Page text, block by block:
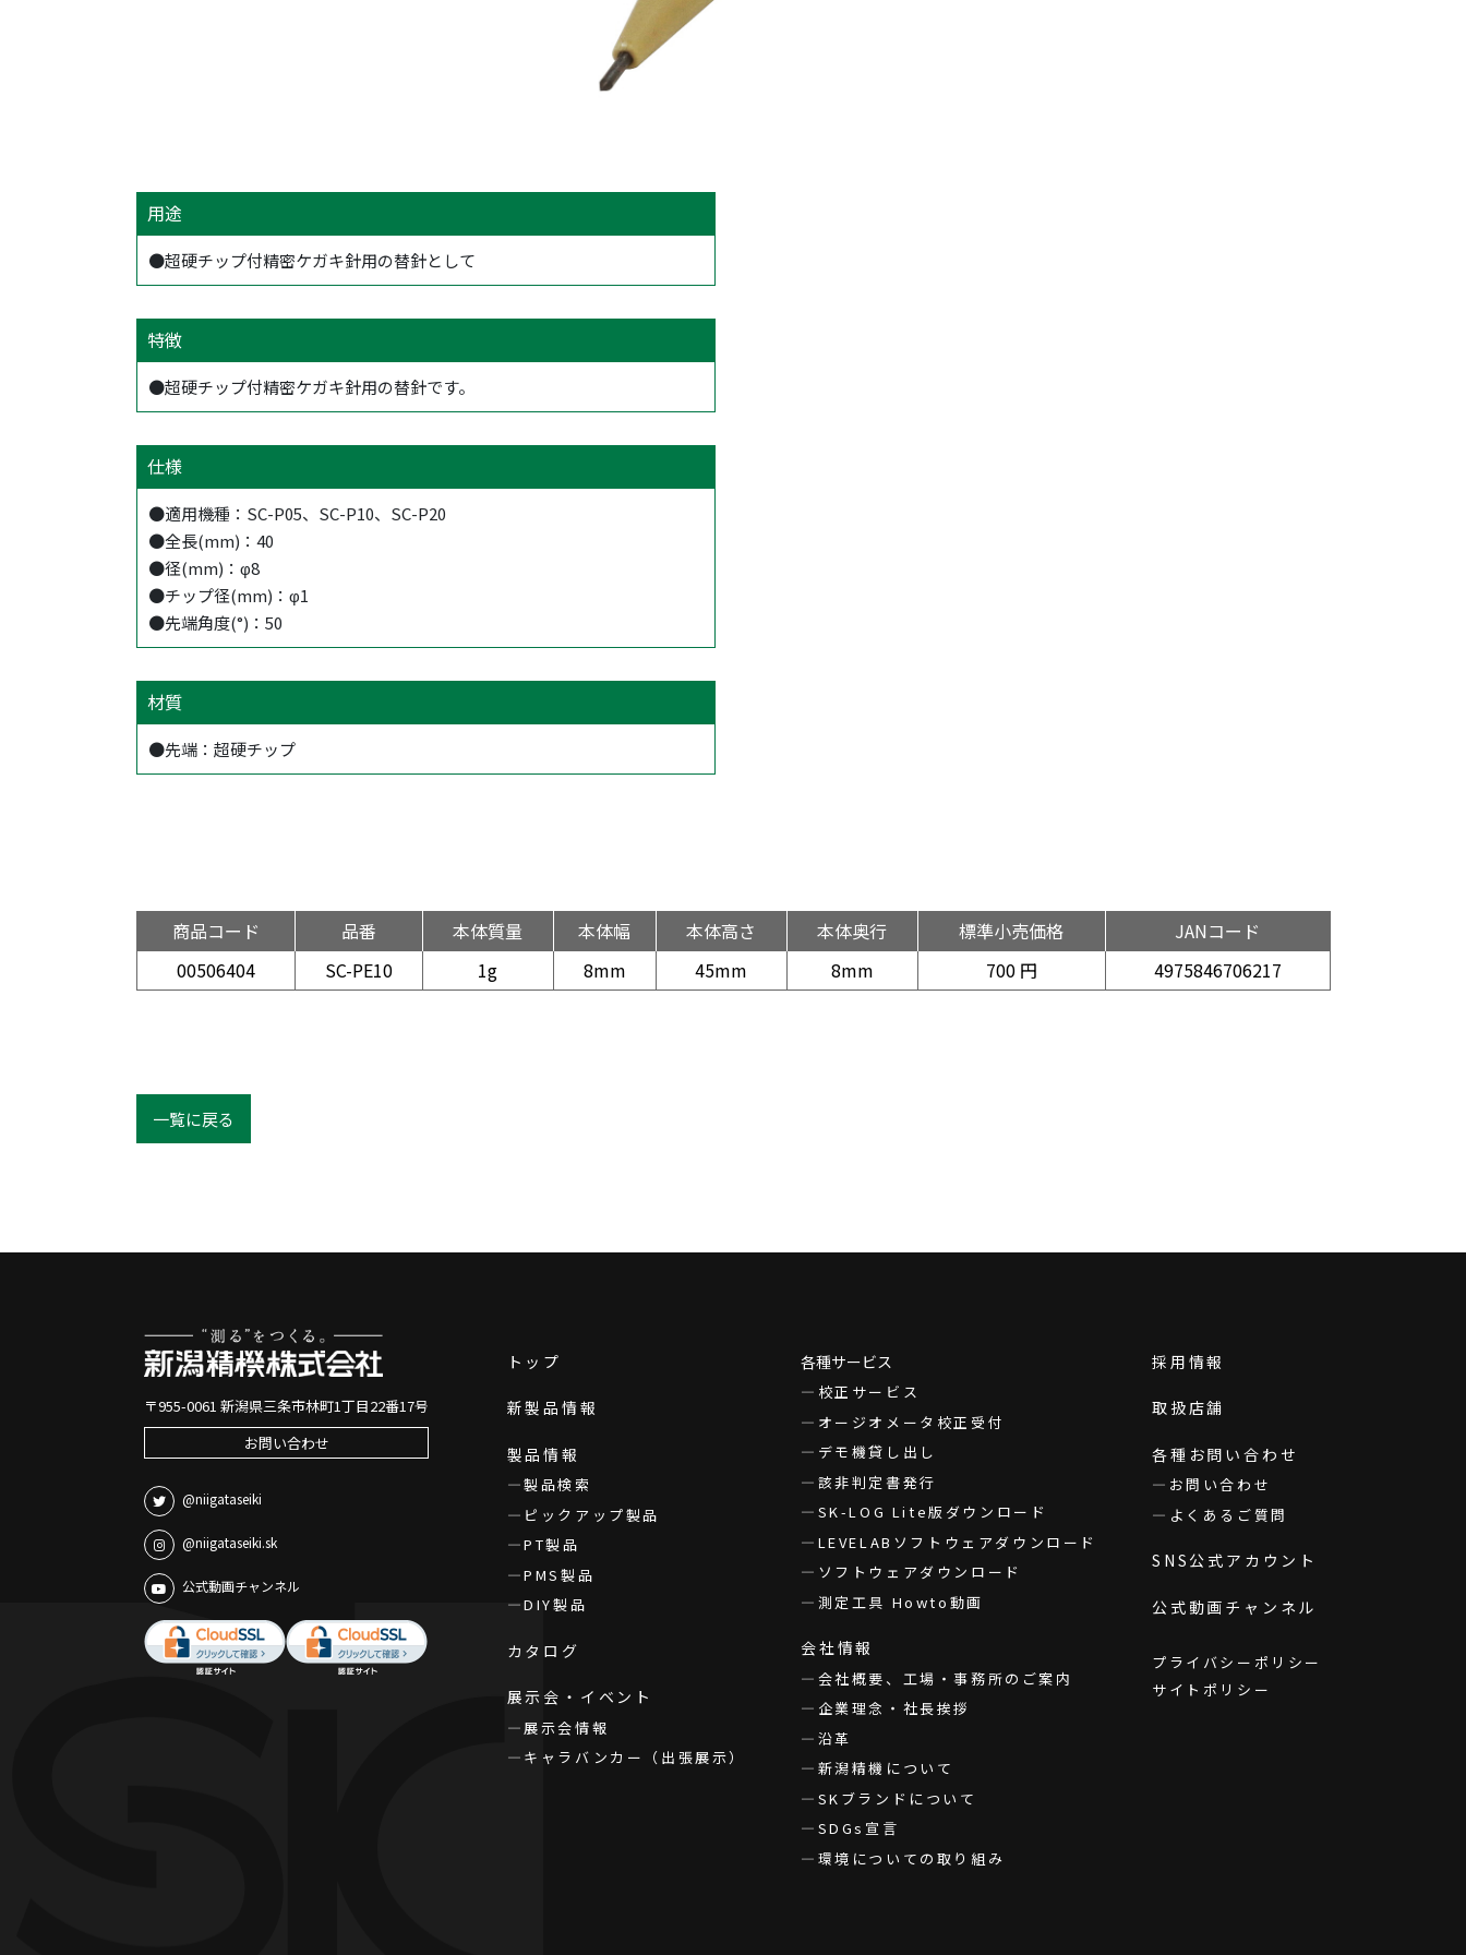
用途
●超硬チップ付精密ケガキ針用の替針として
特徴
●超硬チップ付精密ケガキ針用の替針です。
仕様
●適用機種：SC-P05、SC-P10、SC-P20
●全長(mm)：40
●径(mm)：φ8
●チップ径(mm)：φ1
●先端角度(°)：50
材質
●先端：超硬チップ
商品コード 品番 本体質量 本体幅 本体高さ 本体奥行 標準小売価格
JANコード
00506404
SC-PE10 1g 8mm 45mm 8mm 700 円 4975846706217
一覧に戻る
〒955-0061 新潟県三条市林町1丁目22番17号
お問い合わせ
@niigataseiki
@niigataseiki.sk
公式動画チャンネル
トップ
新製品情報
製品情報
製品検索
ピックアップ製品
PT製品
PMS製品
DIY製品
カタログ
展示会・イベント
展示会情報
キャラバンカー（出張展示）
各種サービス
校正サービス
オージオメータ校正受付
デモ機貸し出し
該非判定書発行
SK-LOG Lite版ダウンロード
LEVELABソフトウェアダウンロード
ソフトウェアダウンロード
測定工具 Howto動画
会社情報
会社概要、工場・事務所のご案内
企業理念・社長挨拶
沿革
新潟精機について
SKブランドについて
SDGs宣言
環境についての取り組み
採用情報
取扱店舗
各種お問い合わせ
お問い合わせ
よくあるご質問
SNS公式アカウント
公式動画チャンネル
プライバシーポリシー
サイトポリシー